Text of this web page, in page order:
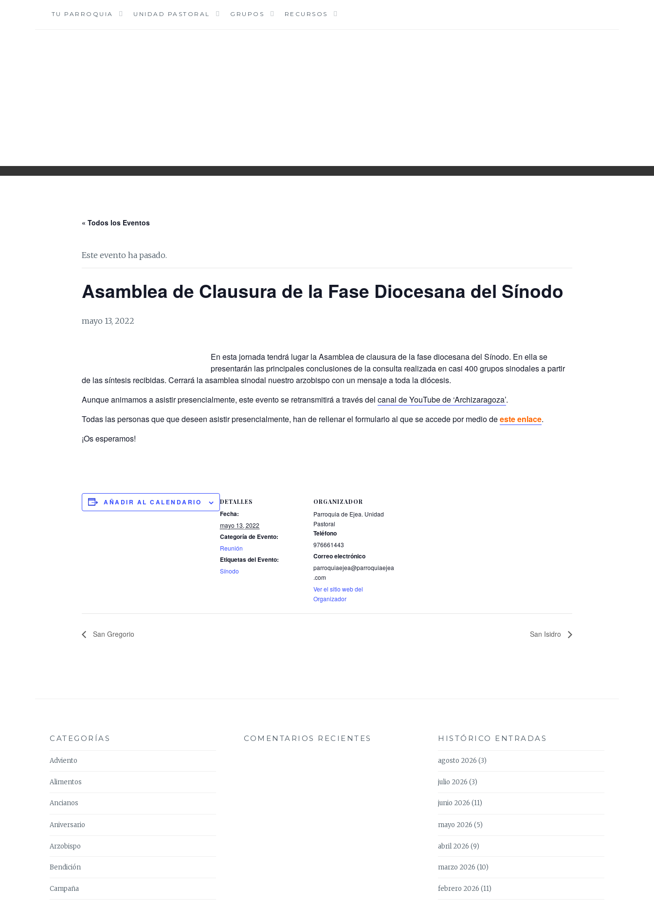
TU PARROQUIA UNIDAD PASTORAL GRUPOS RECURSOS
« Todos los Eventos
Este evento ha pasado.
Asamblea de Clausura de la Fase Diocesana del Sínodo
mayo 13, 2022
En esta jornada tendrá lugar la Asamblea de clausura de la fase diocesana del Sínodo. En ella se
presentarán las principales conclusiones de la consulta realizada en casi 400 grupos sinodales a partir
de las síntesis recibidas. Cerrará la asamblea sinodal nuestro arzobispo con un mensaje a toda la diócesis.
Aunque animamos a asistir presencialmente, este evento se retransmitirá a través del canal de YouTube de ‘Archizaragoza’.
Todas las personas que que deseen asistir presencialmente, han de rellenar el formulario al que se accede por medio deeste enlace.
¡Os esperamos!
AÑADIR AL CALENDARIO DETALLES
Fecha:
mayo 13, 2022
Categoría de Evento:
Reunión
Etiquetas del Evento:
Sínodo
ORGANIZADOR
Parroquia de Ejea. Unidad
Pastoral
Teléfono
976661443
Correo electrónico
parroquiaejea@parroquiaejea
.com
Ver el sitio web del
Organizador
San Gregorio San Isidro
CATEGORÍAS
Adviento
Alimentos
Ancianos
Aniversario
Arzobispo
Bendición
Campaña
COMENTARIOS RECIENTES HISTÓRICO ENTRADAS
agosto 2026 (3)
julio 2026 (3)
junio 2026 (11)
mayo 2026 (5)
abril 2026 (9)
marzo 2026 (10)
febrero 2026 (11)